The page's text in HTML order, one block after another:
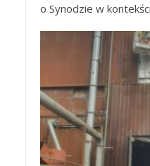
o Synodzie w